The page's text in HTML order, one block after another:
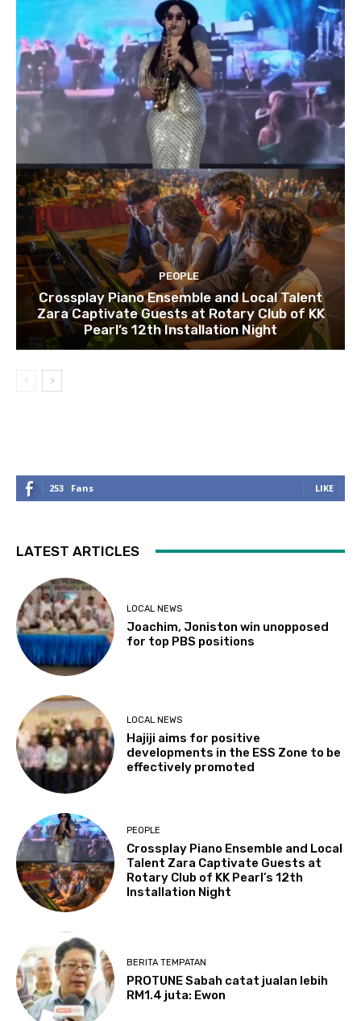
PEOPLE
Crossplay Piano Ensemble and Local Talent
Zara Captivate Guests at Rotary Club of KK
Pearl’s 12th Installation Night
253 Fans LIKE
LATEST ARTICLES
LOCAL NEWS
Joachim, Joniston win unopposed
for top PBS positions
LOCAL NEWS
Hajiji aims for positive
developments in the ESS Zone to be
effectively promoted
PEOPLE
Crossplay Piano Ensemble and Local
Talent Zara Captivate Guests at
Rotary Club of KK Pearl’s 12th
Installation Night
BERITA TEMPATAN
PROTUNE Sabah catat jualan lebih
RM1.4 juta: Ewon